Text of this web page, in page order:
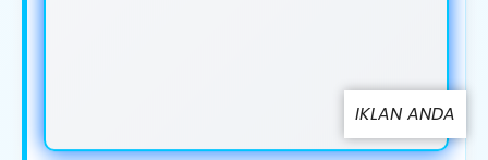
IKLAN ANDA